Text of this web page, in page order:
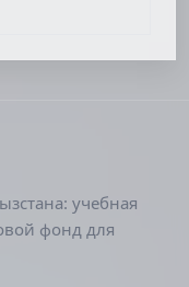
учебная
фонд для